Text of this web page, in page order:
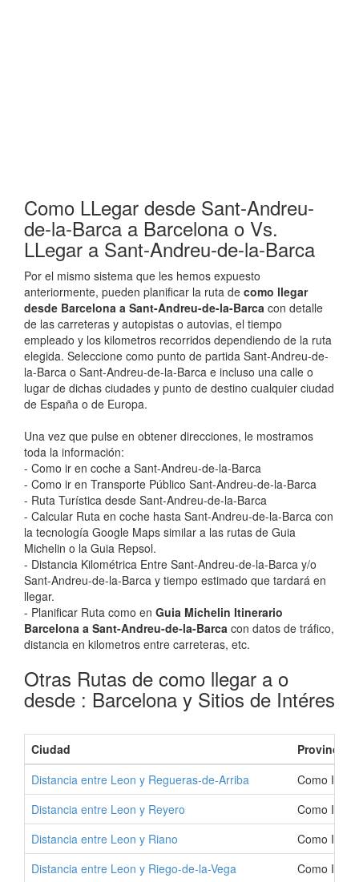
Como LLegar desde Sant-Andreu-
de-la-Barca a Barcelona o Vs.
LLegar a Sant-Andreu-de-la-Barca
Por el mismo sistema que les hemos expuesto
anteriormente, pueden planificar la ruta de como llegar
desde Barcelona a Sant-Andreu-de-la-Barca con detalle
de las carreteras y autopistas o autovias, el tiempo
empleado y los kilometros recorridos dependiendo de la ruta
elegida. Seleccione como punto de partida Sant-Andreu-de-
la-Barca o Sant-Andreu-de-la-Barca e incluso una calle o
lugar de dichas ciudades y punto de destino cualquier ciudad
de España o de Europa.
Una vez que pulse en obtener direcciones, le mostramos
toda la información:
- Como ir en coche a Sant-Andreu-de-la-Barca
- Como ir en Transporte Público Sant-Andreu-de-la-Barca
- Ruta Turística desde Sant-Andreu-de-la-Barca
- Calcular Ruta en coche hasta Sant-Andreu-de-la-Barca con
la tecnología Google Maps similar a las rutas de Guia
Michelin o la Guia Repsol.
- Distancia Kilométrica Entre Sant-Andreu-de-la-Barca y/o
Sant-Andreu-de-la-Barca y tiempo estimado que tardará en
llegar.
- Planificar Ruta como en Guia Michelin Itinerario
Barcelona a Sant-Andreu-de-la-Barca con datos de tráfico,
distancia en kilometros entre carreteras, etc.
Otras Rutas de como llegar a o
desde : Barcelona y Sitios de Intéres
Ciudad
Provincia
Distancia entre Leon y Regueras-de-Arriba
Como Ir a
Distancia entre Leon y Reyero
Como Ir a
Distancia entre Leon y Riano
Como Ir a
Distancia entre Leon y Riego-de-la-Vega
Como Ir a